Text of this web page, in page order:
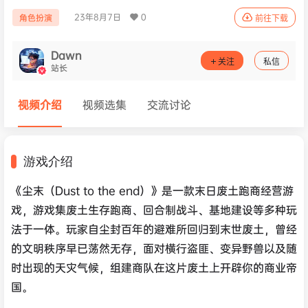
角色扮演 23年8月7日 0 前往下载
Dawn
站长 关注 私信
视频介绍 视频选集 交流讨论
游戏介绍
《尘末（Dust to the end）》是一款末日废土跑商经营游
戏，游戏集废土生存跑商、回合制战斗、基地建设等多种玩
法于一体。玩家自尘封百年的避难所回归到末世废土，曾经
的文明秩序早已荡然无存，面对横行盗匪、变异野兽以及随
时出现的天灾气候，组建商队在这片废土上开辟你的商业帝
国。